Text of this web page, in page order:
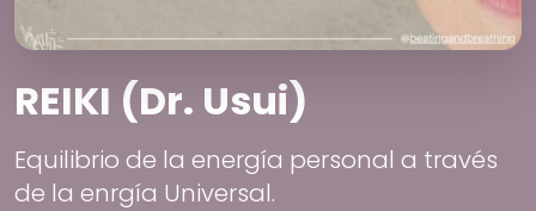
REIKI (Dr. Usui)
Equilibrio de la energía personal a través
de la enrgía Universal.